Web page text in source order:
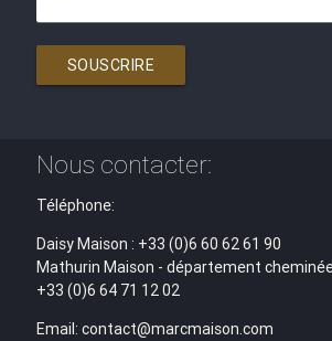
SOUSCRIRE
Nous contacter:
Téléphone:
Daisy Maison : +33 (0)6 60 62 61 90
Mathurin Maison - département
+33 (0)6 64 71 12 02
Email: contact@marcmaison.com